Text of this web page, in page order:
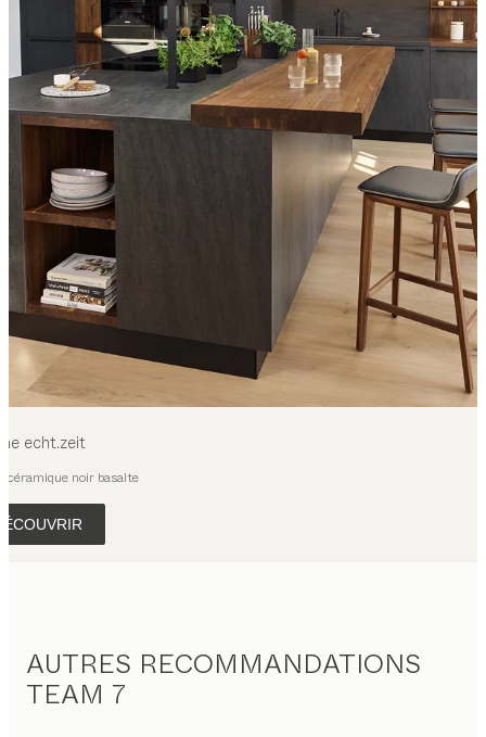
echt.zeit
céramique noir basalte
AUTRES RECOMMANDATIONS
TEAM 7